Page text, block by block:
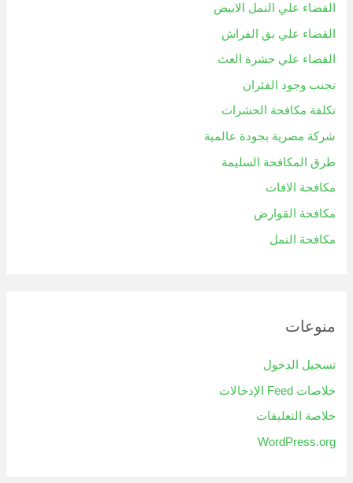
القضاء علي النمل الابيض
القضاء علي بق الفراش
القضاء علي حشرة العث
تجنب وجود الفئران
تكلفة مكافحة الحشرات
شركة مصرية بجودة عالمية
طرق المكافحة السليمة
مكافحة الافات
مكافحة القوارض
مكافحة النمل
منوعات
تسجيل الدخول
خلاصات Feed الإدخالات
خلاصة التعليقات
WordPress.org